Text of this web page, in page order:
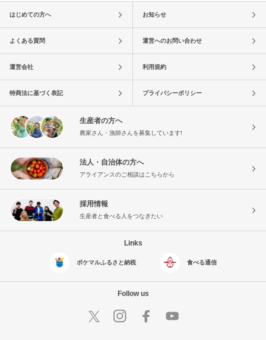
はじめての方へ お知らせ
よくある質問 運営へのお問い合わせ
運営会社 利用規約
特商法に基づく表記 プライバシーポリシー
生産者の方へ
農家さん・漁師さんを募集しています!
法人・自治体の方へ
アライアンスのご相談はこちらから
採用情報
生産者と食べる人をつなぎたい
Links
ポケマルふるさと納税 食べる通信
Follow us